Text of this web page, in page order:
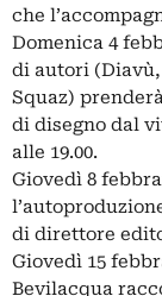
che
Domenica 4
di autori
Squaz)
di disegno dal
alle 19.00.
Giovedì 8
di direttore
Giovedì 15
Bevilacqua